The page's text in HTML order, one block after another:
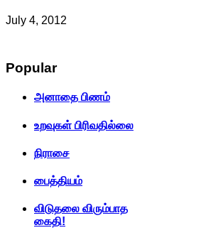
July 4, 2012
Popular
அனாதை பிணம்
உறவுகள் பிரிவதில்லை
நிராசை
பைத்தியம்
விடுதலை விரும்பாத
கைதி!